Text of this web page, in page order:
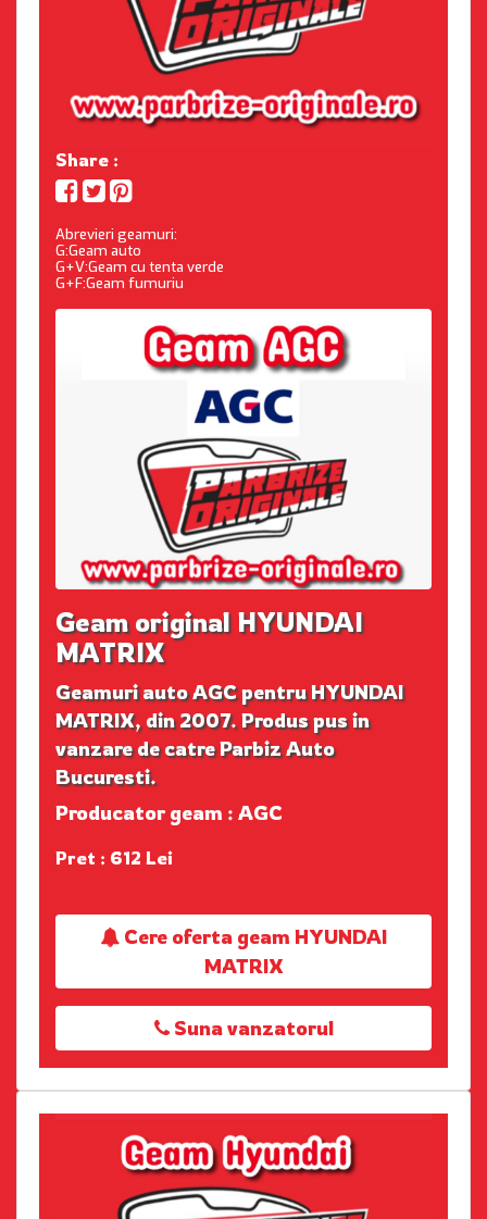
Share :
Abrevieri geamuri:
G:Geam auto
G+V:Geam cu tenta verde
G+F:Geam fumuriu
Geam original HYUNDAI
MATRIX
Geamuri auto AGC pentru HYUNDAI
MATRIX, din 2007. Produs pus in
vanzare de catre Parbiz Auto
Bucuresti.
Producator geam : AGC
Pret : 612 Lei
Cere oferta geam HYUNDAI
MATRIX
Suna vanzatorul